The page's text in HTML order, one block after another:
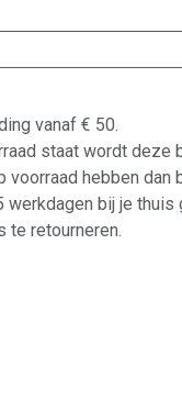
vanaf € 50.
staat wordt deze
voorraad hebben dan
werkdagen bij je thuis
te retourneren.